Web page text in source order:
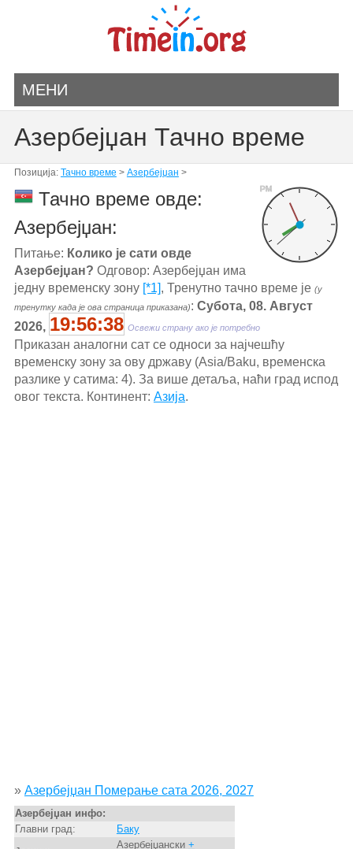
МЕНИ
Азербејџан Тачно време
Позиција: Тачно време > Азербејџан >
PM
Тачно време овде:
Азербејџан:
Питање: Колико је сати овде
Азербејџан? Одговор: Азербејџан има
једну временску зону [*1], Тренутно тачно време је (у
тренутку када је ова страница приказана): Субота, 08. Август
2026, 19:56:38 Освежи страну ако је потребно
Приказан аналогни сат се односи за најчешћу
временску зону за ову државу (Asia/Baku, временска
разлике у сатима: 4). За више детаља, наћи град испод
овог текста. Континент: Азија.
» Азербејџан Померање сата 2026, 2027
Азербејџан инфо:
Главни град:
Баку
Азербејџански +